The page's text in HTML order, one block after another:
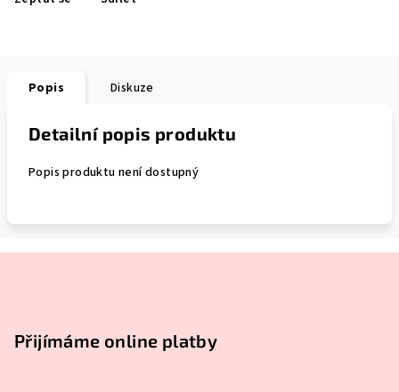
Popis Diskuze
Detailní popis produktu
Popis produktu není dostupný
Přijímáme online platby